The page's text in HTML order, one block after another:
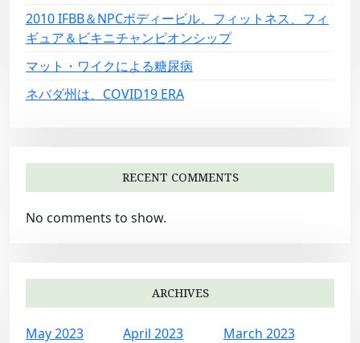
2010 IFBB＆NPCボディービル、フィットネス、フィ
ギュア＆ビキニチャンピオンシップ
マット・ワイクによる糖尿病
ネバダ州は、COVID19 ERA
RECENT COMMENTS
No comments to show.
ARCHIVES
May 2023 April 2023
March 2023